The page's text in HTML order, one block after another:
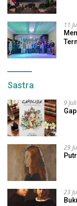
11
Sastra
9
29
23